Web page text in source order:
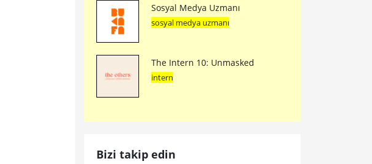
Sosyal Medya Uzmanı
sosyal medya uzmanı
The Intern 10: Unmasked
intern
Bizi takip edin